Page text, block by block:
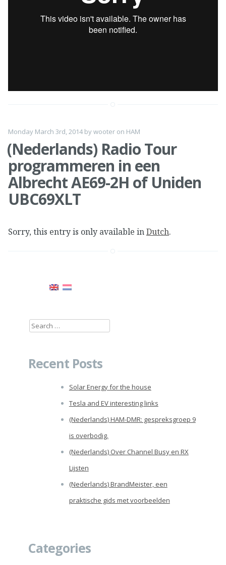
Monday March 3rd, 2014bywooter on HAM
(Nederlands) Radio Tour
programmeren in een
Albrecht AE69-2H of Uniden
UBC69XLT
Sorry, this entry is only available inDutch.
Search
Recent Posts
Solar Energy for the house
Tesla and EV interesting links
(Nederlands) HAM-DMR: gespreksgroep 9
is overbodig.
(Nederlands) Over Channel Busy en RX
Lijsten
(Nederlands) BrandMeister, een
praktische gids met voorbeelden
Categories